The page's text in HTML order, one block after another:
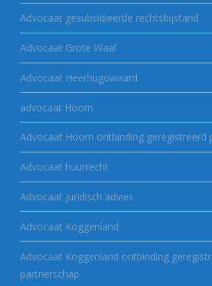
Advocaat gesubsidieerde rechtsbijstand
Advocaat Grote Waal
Advocaat Heerhugowaard
advocaat Hoorn
Advocaat Hoorn ontbinding geregistreerd
Advocaat huurrecht
Advocaat juridisch advies
Advocaat Koggenland
Advocaat Koggenland ontbinding
partnerschap